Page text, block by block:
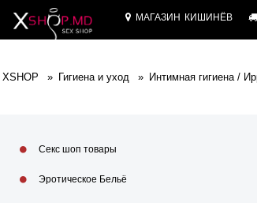
МАГАЗИН КИШИНЁВ
XSHOP Гигиена и уход Интимная гигиена /
Секс шоп товары
Эротическое Бельё